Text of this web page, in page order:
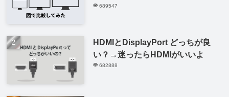
689547
HDMIとDisplayPort どっちが良
い？→迷ったらHDMIがいいよ
682888